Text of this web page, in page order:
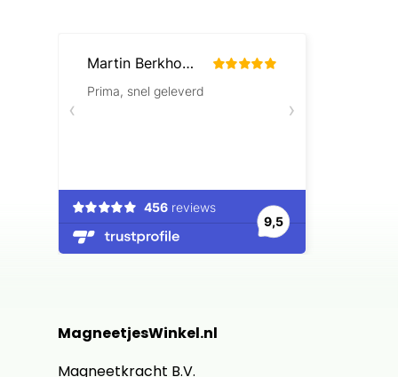
MagneetjesWinkel.nl
Magneetkracht B.V.